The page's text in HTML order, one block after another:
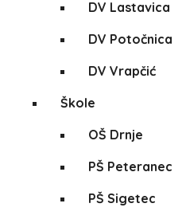
DV Lastavica
DV Potočnica
DV Vrapčić
Škole
OŠ Drnje
PŠ Peteranec
PŠ Sigetec